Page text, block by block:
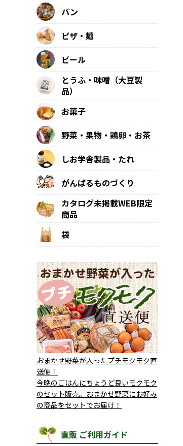
パン
ピザ・麺
ビール
とうふ・味噌（大豆製
品）
お菓子
野菜・果物・鶏卵・お茶
しお学舎製品・たれ
がんばるものづくり
カタログ未掲載WEB限定
商品
袋
おまかせ野菜が入ったプチモクモク直
送便！
今晩のごはんにちょうど良いモクモク
のセット販売。おまかせ野菜にお好み
の商品をセットでお届け！
直販 ご利用ガイド